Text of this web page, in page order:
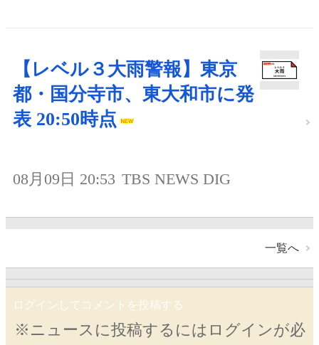
【レベル３大雨警報】東京
都・国分寺市、東大和市に発
表 20:50時点
08月09日 20:53 TBS NEWS DIG
一覧へ
ログインしてコメントを投稿する
※ニュースに投稿するにはログインが必